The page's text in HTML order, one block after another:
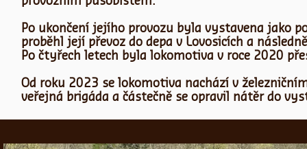
Po ukončení jejího provozu byla vystavena jako
proběhl její převoz do depa v Lovosicích a
Po čtyřech letech byla lokomotiva v roce 2020
Od roku 2023 se lokomotiva nachází v
veřejná brigáda a částečně se opravil nátěr do